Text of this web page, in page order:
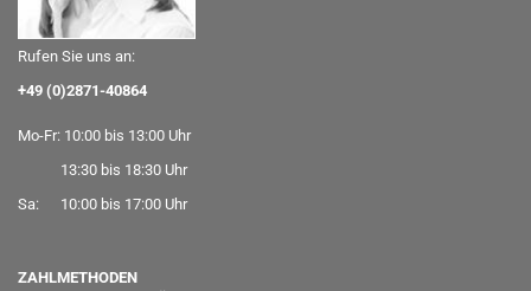
Rufen Sie uns an:
+49 (0)2871-40864
Mo-Fr: 10:00 bis 13:00 Uhr
13:30 bis 18:30 Uhr
Sa: 10:00 bis 17:00 Uhr
ZAHLMETHODEN